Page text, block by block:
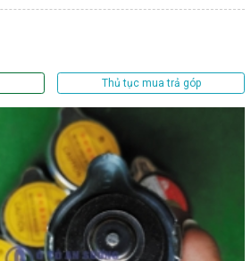
Thủ tục mua trả góp